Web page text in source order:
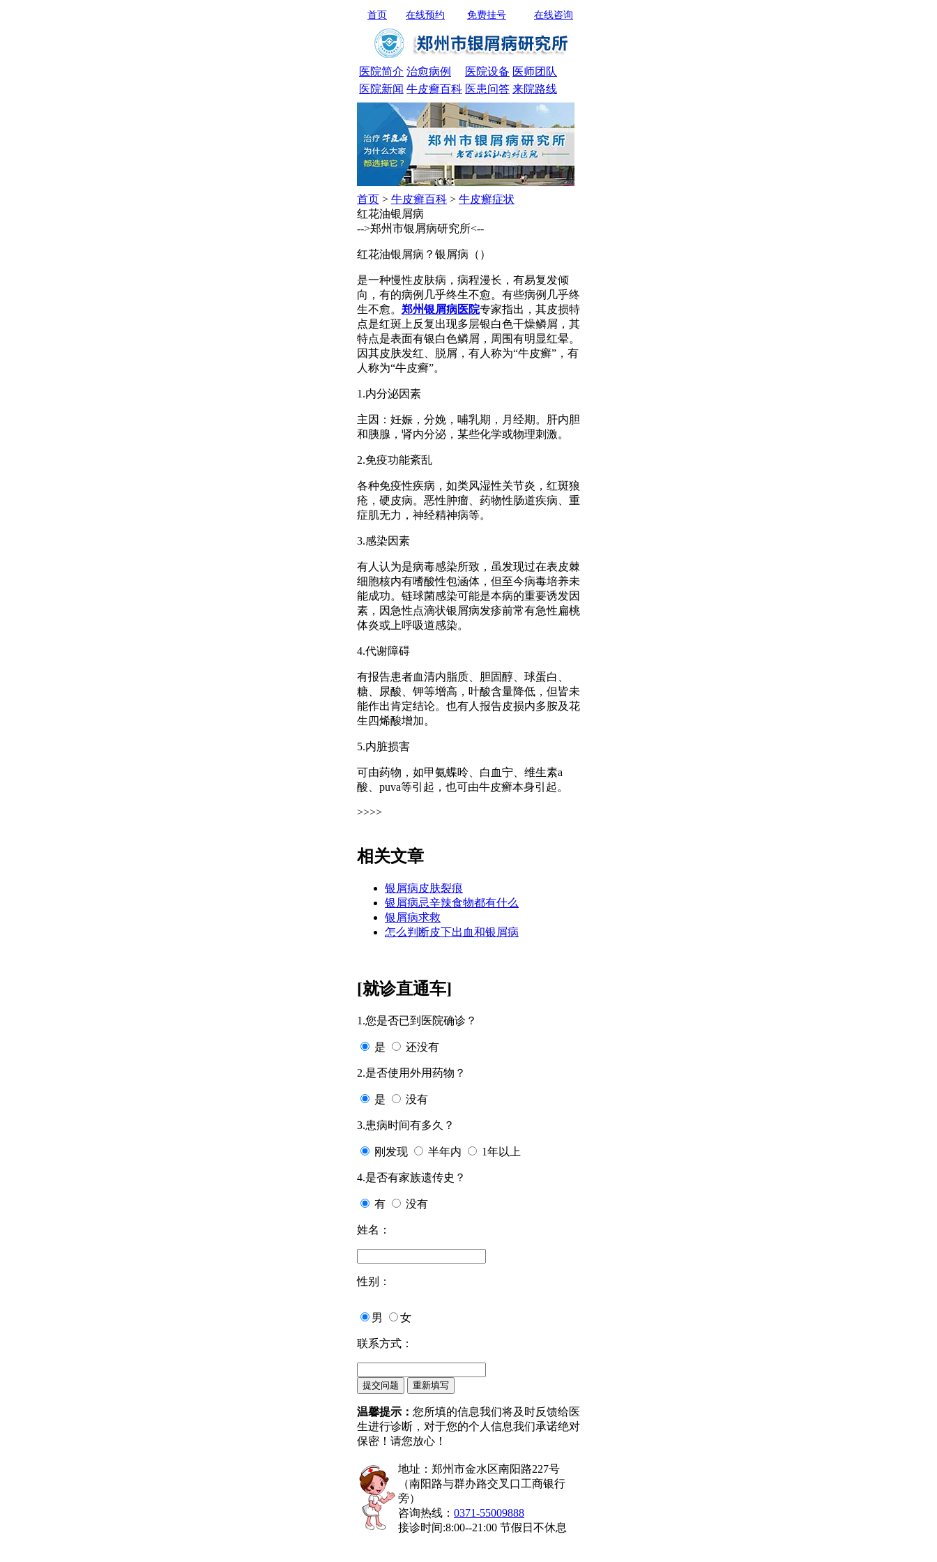
首页 在线咨询
免费挂号
在线预约
医院简介 治愈病例 医院设备 医师团队
医院新闻 牛皮癣百科 医患问答 来院路线
首页 > 牛皮癣百科 > 牛皮癣症状
红花油银屑病
-->郑州市银屑病研究所<--
红花油银屑病？银屑病（）
是一种慢性皮肤病，病程漫长，有易复发倾
向，有的病例几乎终生不愈。有些病例几乎终
生不愈。 郑州银屑病医院专家指出，其皮损特
点是红斑上反复出现多层银白色干燥鳞屑，其
特点是表面有银白色鳞屑，周围有明显红晕。
因其皮肤发红、脱屑，有人称为“牛皮癣”，有
人称为“牛皮癣”。
1.内分泌因素
主因：妊娠，分娩，哺乳期，月经期。肝内胆
和胰腺，肾内分泌，某些化学或物理刺激。
2.免疫功能紊乱
各种免疫性疾病，如类风湿性关节炎，红斑狼
疮，硬皮病。恶性肿瘤、药物性肠道疾病、重
症肌无力，神经精神病等。
3.感染因素
有人认为是病毒感染所致，虽发现过在表皮棘
细胞核内有嗜酸性包涵体，但至今病毒培养未
能成功。链球菌感染可能是本病的重要诱发因
素，因急性点滴状银屑病发疹前常有急性扁桃
体炎或上呼吸道感染。
4.代谢障碍
有报告患者血清内脂质、胆固醇、球蛋白、
糖、尿酸、钾等增高，叶酸含量降低，但皆未
能作出肯定结论。也有人报告皮损内多胺及花
生四烯酸增加。
5.内脏损害
可由药物，如甲氨蝶呤、白血宁、维生素a
酸、puva等引起，也可由牛皮癣本身引起。
>>>>
相关文章
银屑病皮肤裂痕
银屑病忌辛辣食物都有什么
银屑病求救
怎么判断皮下出血和银屑病
[就诊直通车]
1.您是否已到医院确诊？
是 还没有
2.是否使用外用药物？
是 没有
3.患病时间有多久？
刚发现 半年内 1年以上
4.是否有家族遗传史？
有 没有
姓名：
性别：
男 女
联系方式：
温馨提示： 您所填的信息我们将及时反馈给医
生进行诊断，对于您的个人信息我们承诺绝对
保密！请您放心！
地址：郑州市金水区南阳路227号
（南阳路与群办路交叉口工商银行
旁）
咨询热线： 0371-55009888
接诊时间:8:00--21:00 节假日不休息